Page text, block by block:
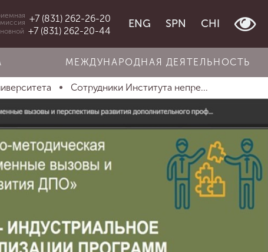
+7 (831) 262-26-20
+7 (831) 262-20-44
ENG SPN CHI
МЕЖДУНАРОДНАЯ ДЕЯТЕЛЬНОСТЬ
Сотрудники Института непре...